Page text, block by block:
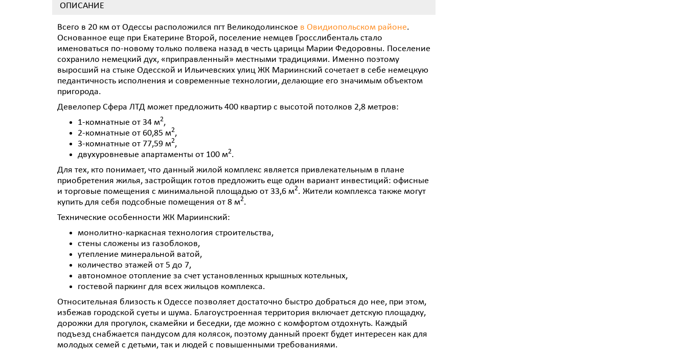
ОПИСАНИЕ
Всего в 20 км от Одессы расположился пгт Великодолинское в Овидиопольском районе.
Основанное еще при Екатерине Второй, поселение немцев Гросслибенталь стало
именоваться по-новому только полвека назад в честь царицы Марии Федоровны. Поселение
сохранило немецкий дух, «приправленный» местными традициями. Именно поэтому
выросший на стыке Одесской и Ильичевских улиц ЖК Мариинский сочетает в себе немецкую
педантичность исполнения и современные технологии, делающие его значимым объектом
пригорода.
Девелопер Сфера ЛТД может предложить 400 квартир с высотой потолков 2,8 метров:
1-комнатные от 34 м2,
2-комнатные от 60,85 м2,
3-комнатные от 77,59 м2,
двухуровневые апартаменты от 100 м2.
Для тех, кто понимает, что данный жилой комплекс является привлекательным в плане
приобретения жилья, застройщик готов предложить еще один вариант инвестиций: офисные
и торговые помещения с минимальной площадью от 33,6 м2. Жители комплекса также могут
купить для себя подсобные помещения от 8 м2.
Технические особенности ЖК Мариинский:
монолитно-каркасная технология строительства,
стены сложены из газоблоков,
утепление минеральной ватой,
количество этажей от 5 до 7,
автономное отопление за счет установленных крышных котельных,
гостевой паркинг для всех жильцов комплекса.
Относительная близость к Одессе позволяет достаточно быстро добраться до нее, при этом,
избежав городской суеты и шума. Благоустроенная территория включает детскую площадку,
дорожки для прогулок, скамейки и беседки, где можно с комфортом отдохнуть. Каждый
подъезд снабжается пандусом для колясок, поэтому данный проект будет интересен как для
молодых семей с детьми, так и людей с повышенными требованиями.